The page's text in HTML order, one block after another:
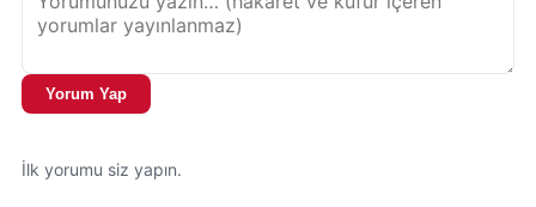
Yorum Yap
İlk yorumu siz yapın.